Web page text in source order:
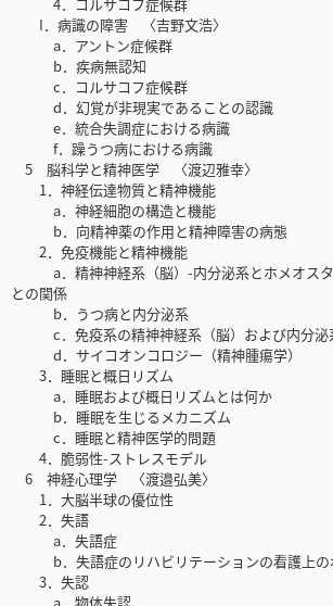
I．病識の障害 〈吉野文浩〉
a．アントン症候群
b．疾病無認知
c．コルサコフ症候群
d．幻覚が非現実であることの認識
e．統合失調症における病識
f．躁うつ病における病識
5 脳科学と精神医学 〈渡辺雅幸〉
1．神経伝達物質と精神機能
a．神経細胞の構造と機能
b．向精神薬の作用と精神障害の病態
2．免疫機能と精神機能
a．精神神経系（脳）-内分泌系とホメオスタ
との関係
b．うつ病と内分泌系
c．免疫系の精神神経系（脳）および内分泌
d．サイコオンコロジー（精神腫瘍学）
3．睡眠と概日リズム
a．睡眠および概日リズムとは何か
b．睡眠を生じるメカニズム
c．睡眠と精神医学的問題
4．脆弱性-ストレスモデル
6 神経心理学 〈渡邉弘美〉
1．大脳半球の優位性
2．失語
a．失語症
b．失語症のリハビリテーションの看護上の
3．失認